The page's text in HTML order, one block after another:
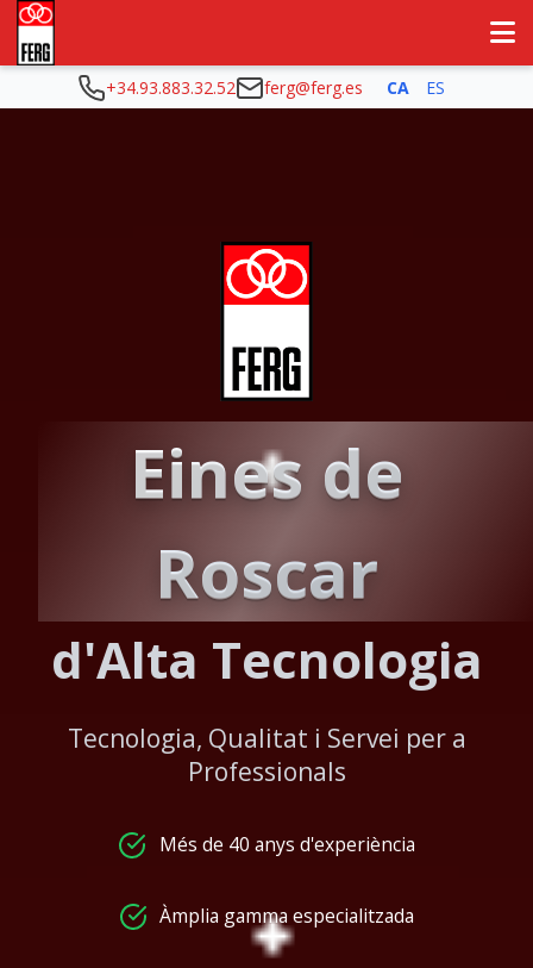
+34.93.883.32.52 ferg@ferg.es CA ES
Eines de
Roscar
d'Alta Tecnologia
Tecnologia, Qualitat i Servei per a
Professionals
Més de 40 anys d'experiència
Àmplia gamma especialitzada